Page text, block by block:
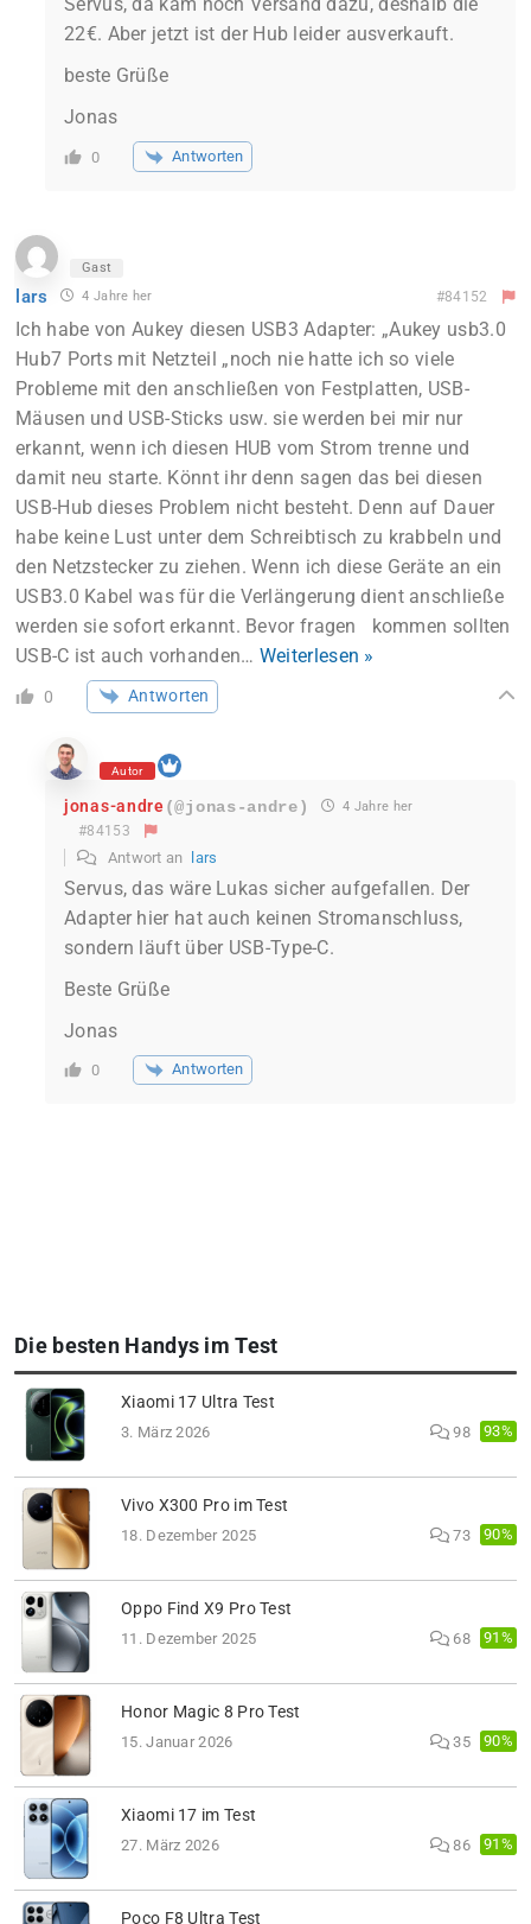
Servus, da kam noch Versand dazu, deshalb die
22€. Aber jetzt ist der Hub leider ausverkauft.
beste Grüße
Jonas
0 Antworten
Gast
lars 4 Jahre her #84152
Ich habe von Aukey diesen USB3 Adapter: „Aukey usb3.0
Hub7 Ports mit Netzteil „noch nie hatte ich so viele
Probleme mit den anschließen von Festplatten, USB-
Mäusen und USB-Sticks usw. sie werden bei mir nur
erkannt, wenn ich diesen HUB vom Strom trenne und
damit neu starte. Könnt ihr denn sagen das bei diesen
USB-Hub dieses Problem nicht besteht. Denn auf Dauer
habe keine Lust unter dem Schreibtisch zu krabbeln und
den Netzstecker zu ziehen. Wenn ich diese Geräte an ein
USB3.0 Kabel was für die Verlängerung dient anschließe
werden sie sofort erkannt. Bevor fragen kommen sollten
USB-C ist auch vorhanden… Weiterlesen »
0 Antworten
Autor
jonas-andre(@jonas-andre) 4 Jahre her
#84153
Antwort an lars
Servus, das wäre Lukas sicher aufgefallen. Der
Adapter hier hat auch keinen Stromanschluss,
sondern läuft über USB-Type-C.
Beste Grüße
Jonas
0 Antworten
Die besten Handys im Test
Xiaomi 17 Ultra Test
3. März 2026 98 93%
Vivo X300 Pro im Test
18. Dezember 2025 73 90%
Oppo Find X9 Pro Test
11. Dezember 2025 68 91%
Honor Magic 8 Pro Test
15. Januar 2026 35 90%
Xiaomi 17 im Test
27. März 2026 86 91%
Poco F8 Ultra Test